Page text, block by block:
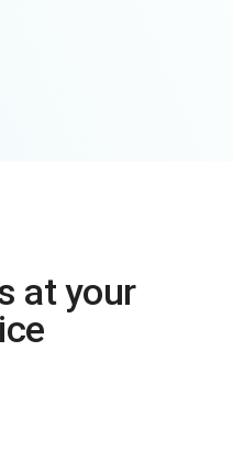
at your